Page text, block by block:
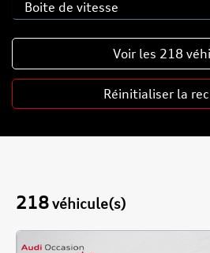
Voir les 218
Réinitialiser la
218véhicule(s)